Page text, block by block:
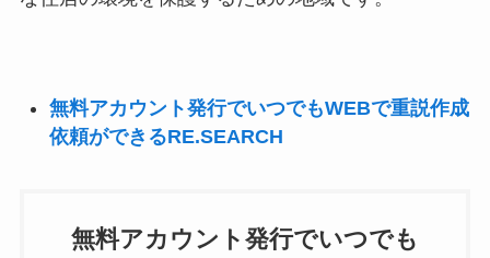
無料アカウント発行でいつでもWEBで重説作成
依頼ができるRE.SEARCH
無料アカウント発行でいつでも